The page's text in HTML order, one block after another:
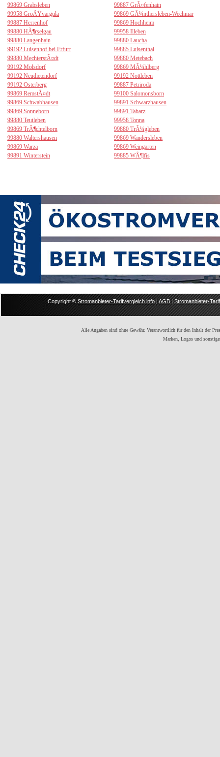
99869 Grabsleben
99887 GrÃ¤fenhain
99958 GroÃŸvargula
99869 GÃ¼nthersleben-Wechmar
99887 Herrenhof
99869 Hochheim
99880 HÃ¶rselgau
99958 Illeben
99880 Langenhain
99880 Laucha
99192 Luisenhof bei Erfurt
99885 Luisenthal
99880 MechterstÃ¤dt
99880 Metebach
99192 Molsdorf
99869 MÃ¼hlberg
99192 Neudietendorf
99192 Nottleben
99192 Osterberg
99887 Petriroda
99869 RemstÃ¤dt
99100 Salomonsborn
99869 Schwabhausen
99891 Schwarzhausen
99869 Sonneborn
99891 Tabarz
99880 Teutleben
99958 Tonna
99869 TrÃ¶chtelborn
99880 TrÃ¼gleben
99880 Waltershausen
99869 Wandersleben
99869 Warza
99869 Weingarten
99891 Winterstein
99885 WÃ¶lfis
Copyright ©Stromanbieter-Tarifvergleich.info|AGB|Stromanbieter-
Alle Angaben sind ohne Gewähr. Verantwortlich für den Inhalt der
Marken, Logos und